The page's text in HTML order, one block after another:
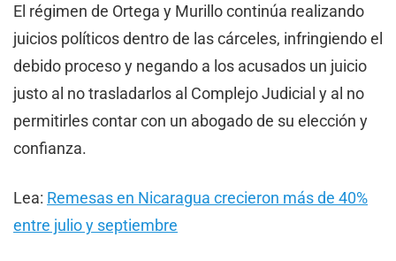
El régimen de Ortega y Murillo continúa realizando
juicios políticos dentro de las cárceles, infringiendo el
debido proceso y negando a los acusados ​​un juicio
justo al no trasladarlos al Complejo Judicial y al no
permitirles contar con un abogado de su elección y
confianza.
Lea: Remesas en Nicaragua crecieron más de 40%
entre julio y septiembre